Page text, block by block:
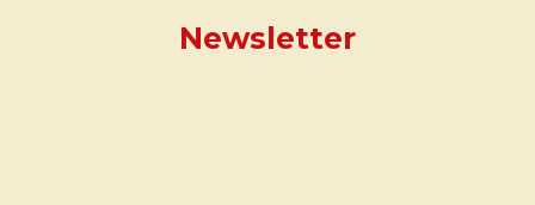
Newsletter